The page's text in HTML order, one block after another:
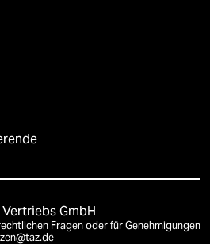
GmbH
Fragen oder für Genehmigungen